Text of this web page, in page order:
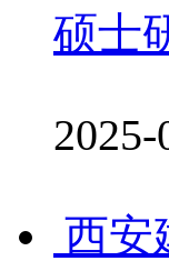
硕士
2025-
西安